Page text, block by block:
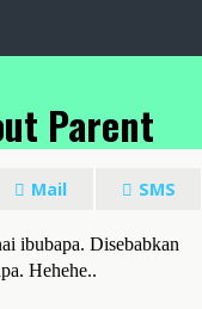
Parent
Mail SMS
ibubapa. Disebabkan
Hehehe..